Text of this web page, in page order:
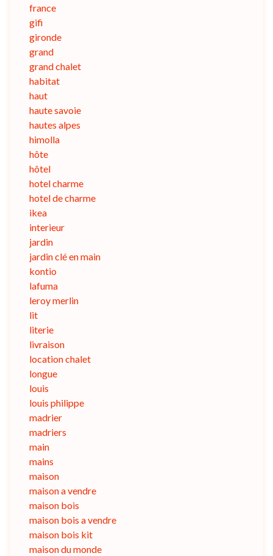
france
gifi
gironde
grand
grand chalet
habitat
haut
haute savoie
hautes alpes
himolla
hôte
hôtel
hotel charme
hotel de charme
ikea
interieur
jardin
jardin clé en main
kontio
lafuma
leroy merlin
lit
literie
livraison
location chalet
longue
louis
louis philippe
madrier
madriers
main
mains
maison
maison a vendre
maison bois
maison bois a vendre
maison bois kit
maison du monde